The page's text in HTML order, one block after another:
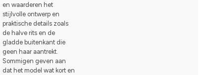
en waarderen het
stijlvolle ontwerp en
praktische details zoals
de halve rits en de
gladde buitenkant die
geen haar aantrekt.
Sommigen geven aan
dat het model wat kort en